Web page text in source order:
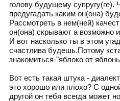
голову будущему супругу(ге).
предугадать каким он(она)
Рассмотреть в нем(ней)
он(она) скрывают а возможно
И вот насколько ты в этом
счастлива будешь.Потому
знакомиться-"яблоко от
Вот есть такая штука -
это хорошо или плохо? С
другой он тебя всегда может